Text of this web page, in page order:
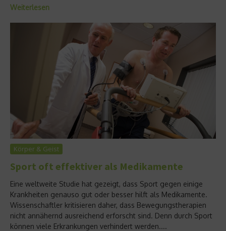
Weiterlesen
Körper & Geist
Sport oft effektiver als Medikamente
Eine weltweite Studie hat gezeigt, dass Sport gegen einige
Krankheiten genauso gut oder besser hilft als Medikamente.
Wissenschaftler kritisieren daher, dass Bewegungstherapien
nicht annähernd ausreichend erforscht sind. Denn durch Sport
können viele Erkrankungen verhindert werden....